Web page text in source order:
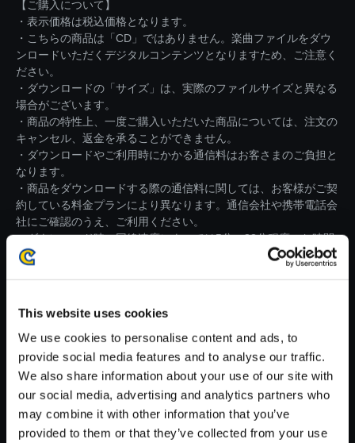
This website uses cookies
We use cookies to personalise content and ads, to
provide social media features and to analyse our traffic.
We also share information about your use of our site with
our social media, advertising and analytics partners who
may combine it with other information that you’ve
provided to them or that they’ve collected from your use
【ご購入について】
・表示価格は税込価格となります。
・こちらの商品は「CD」ではありません。楽曲ファイルをダウ
ンロードいただくデジタルコンテンツとなりますため、ご注意く
ださい。
・ダウンロードの「サイズ」は、実際のファイルサイズと異なる
場合がございます。
・商品の特性上、一度ご購入いただいた商品については、注文の
キャンセル、返金を承ることができません。
・ダウンロードやご利用時にかかる通信料はお客さまのご負担と
なります。
・商品をダウンロードする際の通信料に関しては、お客様がご契
約している料金プランにより異なります。通信会社や携帯電話会
社にご確認のうえ、ご利用ください。
・ダウンロード時、回線速度によっては5分～83分程度のお時間
がかかる場合がございます。
※ご購入いただいたファイルのダウンロードの際には、通信環境
【単曲】モンスターハンタース
トーリーズ3 ～運命の双竜～